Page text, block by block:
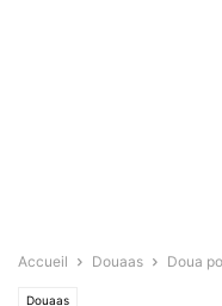
Accueil Douaas Doua
Douaas